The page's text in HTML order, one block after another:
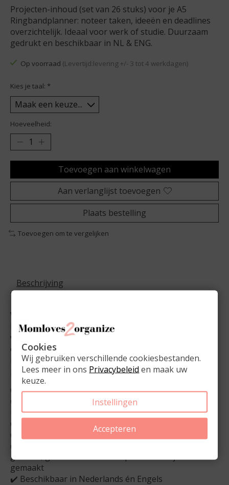
Projecten-inhoud (set van 26 stuks) voor je A5
Ringbandplanner: noteer taken, ideeën en deadlines
overzichtelijk. Ideaal voor werk of studie. Duurzaam
gedrukt en beschikbaar in NL & ENG.
Op voorraad (Levertijd:levering +/- 3 tot 4 werkdagen)
Kies je taal: *
Hoeveelheid:
Toevoegen aan winkelwagen
Aan verlanglijst toevoegen
Plaats bestelling
Toevoegen om te vergelijken
Beschrijving
Werk je aan meerdere projecten tegelijk en wil je grip
houden op taken en deadlines? De
voor de A5 Ringbandplanner helpt je al je projecten
overzichtelijk vast te leggen. Van eerste ideeën en
notities tot concrete acties en deadlines – met deze
pagina’s heb je alles in één duidelijk overzicht.
✔️ Past perfect in de A5 Ringbandplanner
✔️ Ruimte om projecten, taken en voortgang te
noteren
✔️ Duidelijke plek voor het vastleggen van deadlines
✔️
✔️ Duurzaam & bewust geproduceerd: on demand
gedrukt, geen voorraden en speciaal voor jou
gemaakt
✔️ Beschikbaar in Nederlands én Engels
Cookies
Wij gebruiken verschillende cookiesbestanden.
Lees meer in ons Privacybeleid en maak uw
keuze.
Instellingen
Accepteren